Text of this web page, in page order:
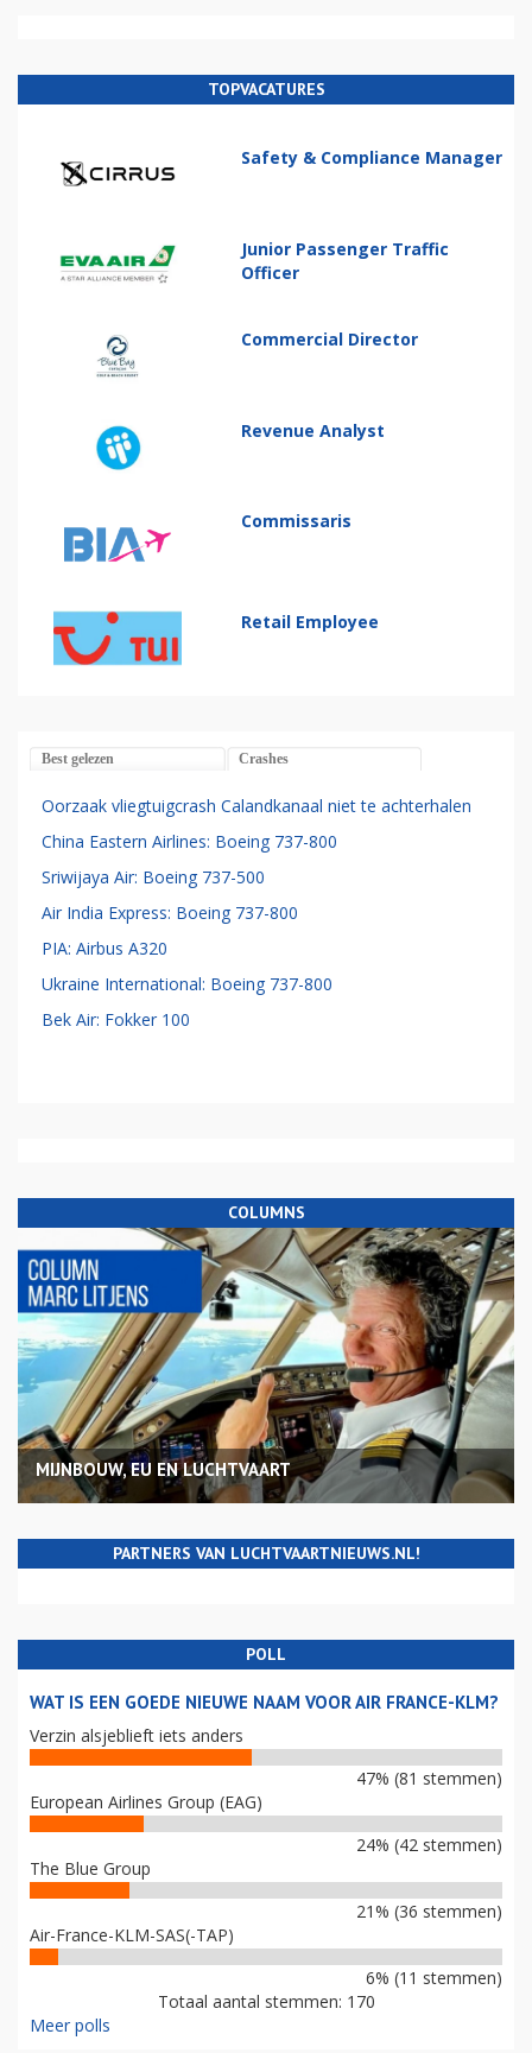
TOPVACATURES
Safety & Compliance Manager
Junior Passenger Traffic
Officer
Commercial Director
Revenue Analyst
Commissaris
Retail Employee
Best gelezen Crashes
Oorzaak vliegtuigcrash Calandkanaal niet te achterhalen
China Eastern Airlines: Boeing 737-800
Sriwijaya Air: Boeing 737-500
Air India Express: Boeing 737-800
PIA: Airbus A320
Ukraine International: Boeing 737-800
Bek Air: Fokker 100
COLUMNS
MIJNBOUW, EU EN LUCHTVAART
PARTNERS VAN LUCHTVAARTNIEUWS.NL!
POLL
WAT IS EEN GOEDE NIEUWE NAAM VOOR AIR FRANCE-KLM?
Verzin alsjeblieft iets anders
47% (81 stemmen)
European Airlines Group (EAG)
24% (42 stemmen)
The Blue Group
21% (36 stemmen)
Air-France-KLM-SAS(-TAP)
6% (11 stemmen)
Totaal aantal stemmen: 170
Meer polls